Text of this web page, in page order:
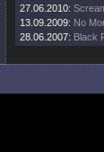
27.06.2010:
13.09.2009: No
28.06.2007: Black